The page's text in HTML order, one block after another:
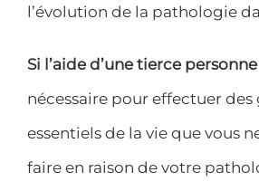
l’évolution de la pathologie
Si l’aide d’une tierce personne
nécessaire pour effectuer des
essentiels de la vie que vous
faire en raison de votre